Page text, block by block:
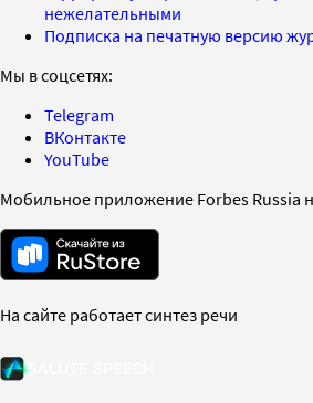
нежелательными
Подписка на печатную версию
Мы в соцсетях:
Telegram
ВКонтакте
YouTube
Мобильное приложение Forbes Russia
На сайте работает синтез речи